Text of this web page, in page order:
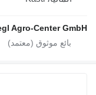
Fliegl Agro-Center